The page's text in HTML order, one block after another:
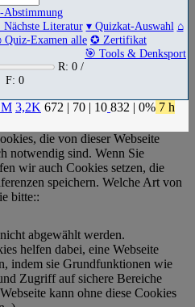
Literatur ▾ Quizkat-Auswahl ⌂
Examen alle ✪ Zertifikat
🎯 Tools & Denksport
R: 0 /
F: 0
M 3,2K 672 | 70 | 10 832 | 0% 7 h
die von dieser Webseite
notwendig sind. Wenn Sie
wir auch Cookies setzen, die
speichern. Welche Art von
bitte::
abgewählt werden.
helfen dabei, eine Webseite
indem sie Grundfunktionen wie
Zugriff auf sichere Bereiche
kann ohne diese Cookies